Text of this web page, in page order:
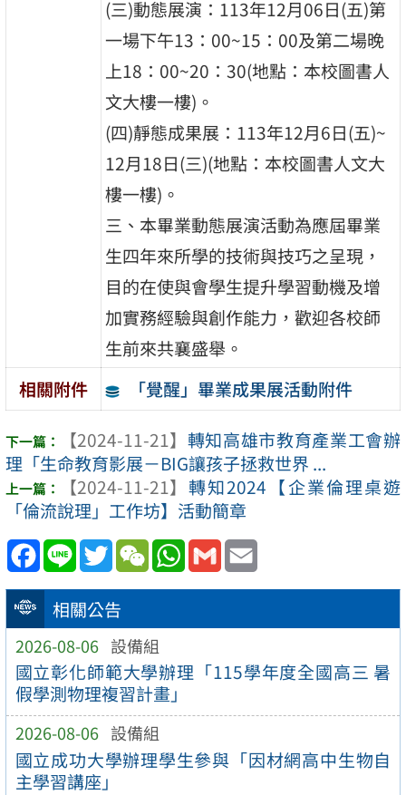
相關公告
2026-08-06 設備組
國立彰化師範大學辦理「115學年度全國高三 暑
假學測物理複習計畫」
2026-08-06 設備組
國立成功大學辦理學生參與「因材網高中生物自
主學習講座」
(三)動態展演：113年12月06日(五)第
一場下午13：00~15：00及第二場晚
上18：00~20：30(地點：本校圖書人
文大樓一樓)。
(四)靜態成果展：113年12月6日(五)~
12月18日(三)(地點：本校圖書人文大
樓一樓)。
三、本畢業動態展演活動為應屆畢業
生四年來所學的技術與技巧之呈現，
目的在使與會學生提升學習動機及增
加實務經驗與創作能力，歡迎各校師
生前來共襄盛舉。
相關附件
「覺醒」畢業成果展活動附件
【2024-11-21】 轉知高雄市教育產業工會辦
理「生命教育影展－BIG讓孩子拯救世界 ...
【2024-11-21】 轉知2024【企業倫理桌遊
「倫流說理」工作坊】活動簡章
Facebook
Line TwitterWeChatWhatsApp
Gmail